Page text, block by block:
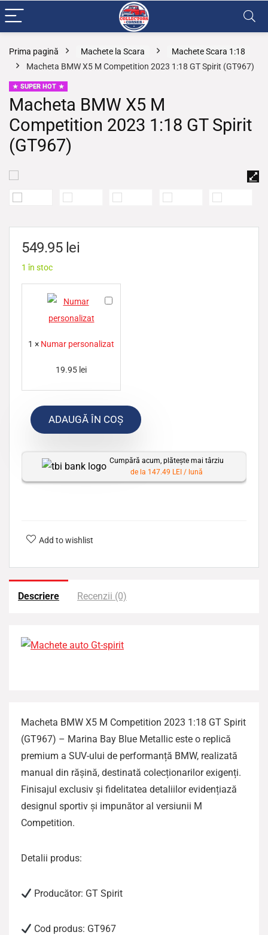
Prima pagină Machete la Scara
Machete Scara 1:18
Macheta BMW X5 M Competition 2023 1:18 GT Spirit (GT967)
SUPER HOT
Macheta BMW X5 M
Competition 2023 1:18 GT Spirit
(GT967)
549.95 lei
1 în stoc
N
r
s
n
a
t
1 × Numar personalizat
19.95 lei
ADAUGĂ ÎN COȘ
Cumpără acum, plătește mai târziu
de la 147.49 LEI / lună
Add to wishlist
Descriere Recenzii (0)
Macheta BMW X5 M Competition 2023 1:18 GT Spirit
(GT967) – Marina Bay Blue Metallic este o replică
premium a SUV-ului de performanță BMW, realizată
manual din rășină, destinată colecționarilor exigenți.
Finisajul exclusiv și fidelitatea detaliilor evidențiază
designul sportiv și impunător al versiunii M
Competition.
Detalii produs:
Producător: GT Spirit
Cod produs: GT967